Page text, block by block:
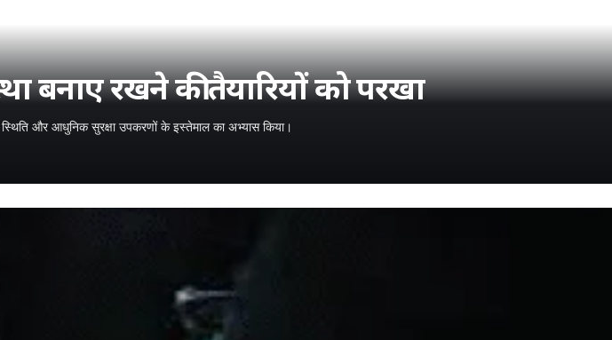
बनाए रखने की तैयारियों को परखा
और आधुनिक सुरक्षा उपकरणों के इस्तेमाल का अभ्यास किया।